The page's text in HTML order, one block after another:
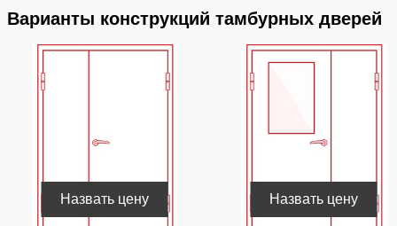
Варианты конструкций тамбурных дверей
Назвать цену Назвать цену